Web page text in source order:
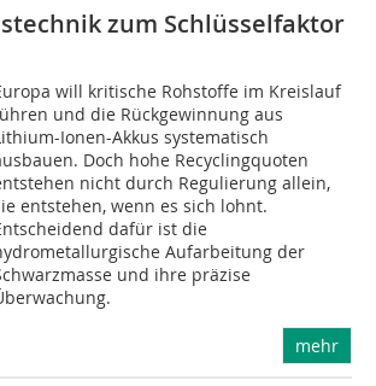
zum Schlüsselfaktor
will kritische Rohstoffe im Kreislauf
und die Rückgewinnung aus
Ionen-Akkus systematisch
Doch hohe Recyclingquoten
nicht durch Regulierung allein,
entstehen, wenn es sich lohnt.
dafür ist die
Aufarbeitung der
und ihre präzise
mehr